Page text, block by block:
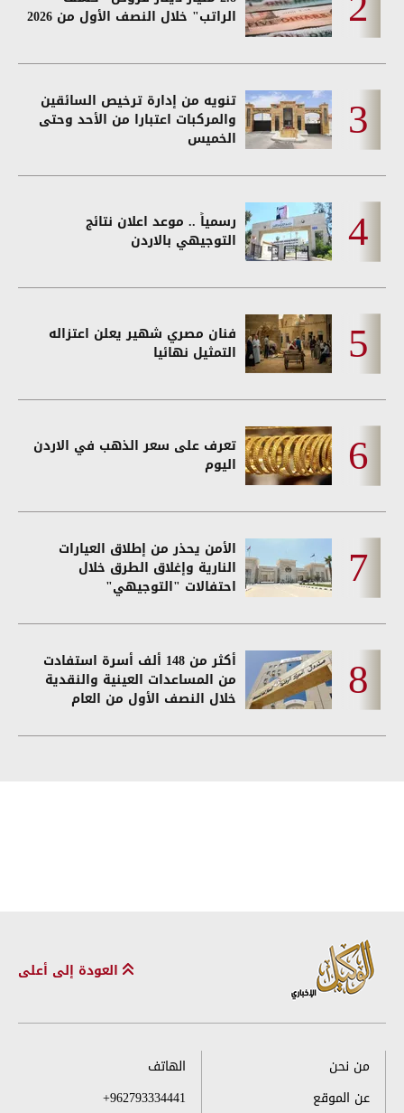
الراتب" خلال النصف الأول من 2026
تنويه من إدارة ترخيص السائقين
والمركبات اعتبارا من الأحد وحتى
الخميس
رسمياً .. موعد اعلان نتائج
التوجيهي بالاردن
فنان مصري شهير يعلن اعتزاله
التمثيل نهائيا
تعرف على سعر الذهب في الاردن
اليوم
الأمن يحذر من إطلاق العيارات
النارية وإغلاق الطرق خلال
احتفالات "التوجيهي"
أكثر من 148 ألف أسرة استفادت
من المساعدات العينية والنقدية
خلال النصف الأول من العام
العودة إلى أعلى
من نحن
عن الموقع
الهاتف
+962793334441